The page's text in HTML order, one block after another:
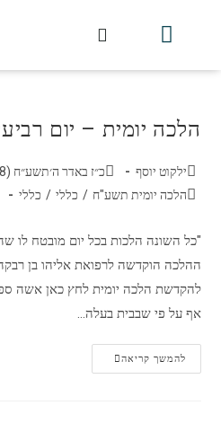
הלכה יומית – יום
ילקוט יוסף
כ״ז באדר ה׳תשע״ח (14/03/2018)
הלכה יומית תשע"ח / כללי / כללי
"כל השונה הלכות בכל יום מובטח לו
ההלכה הוקדשה לרפואת אליהו בן
להקדשת הלכה יומית לחץ כאן אשה
אף על פי שבבית בעלה…
להמשך קריאה